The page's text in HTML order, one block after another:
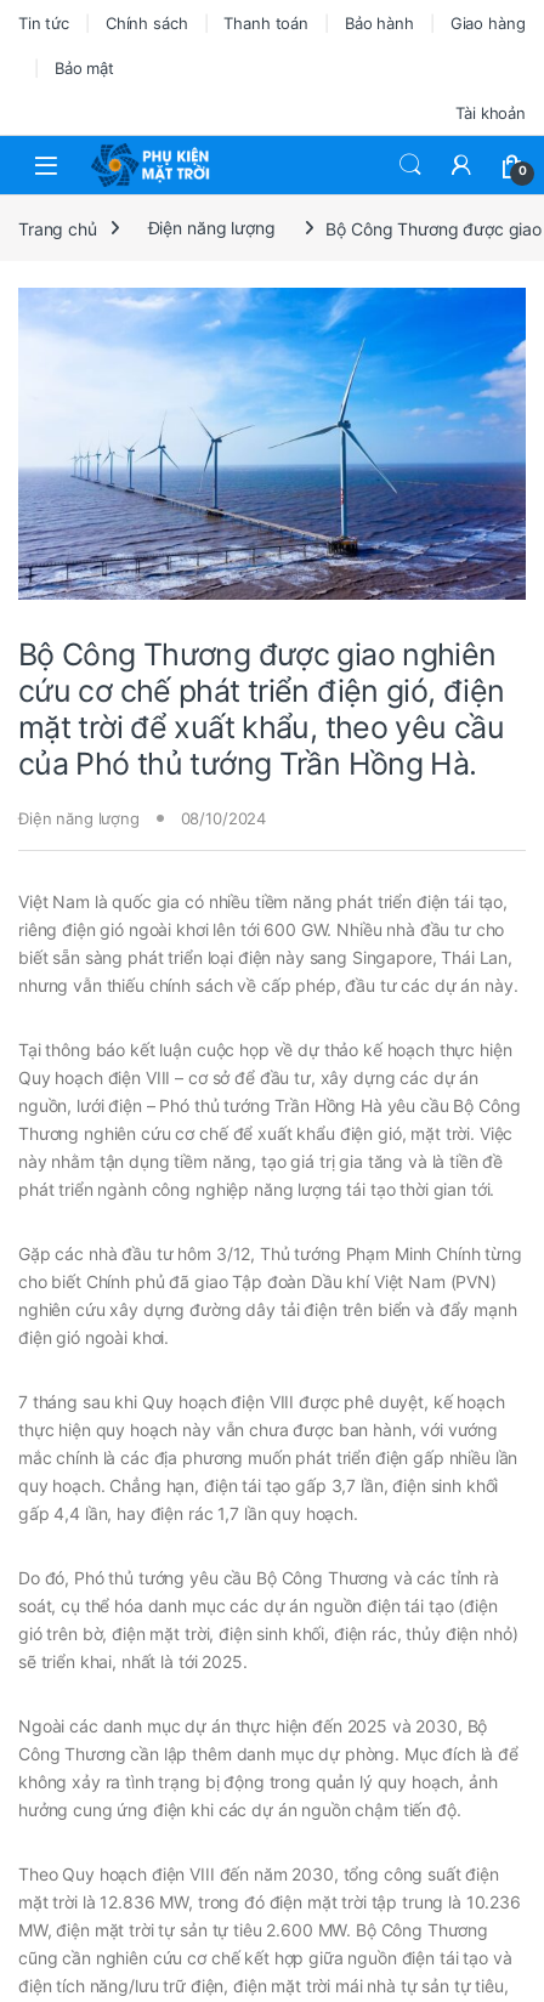
Tin tức Chính sách Thanh toán Bảo hành Giao hàng
Bảo mật
Tài khoản
0
Trang chủ Điện năng lượng Bộ Công Thương được
Bộ Công Thương được giao nghiên
cứu cơ chế phát triển điện gió, điện
mặt trời để xuất khẩu, theo yêu cầu
của Phó thủ tướng Trần Hồng Hà.
Điện năng lượng 08/10/2024
Việt Nam là quốc gia có nhiều tiềm năng phát triển điện tái tạo,
riêng điện gió ngoài khơi lên tới 600 GW. Nhiều nhà đầu tư cho
biết sẵn sàng phát triển loại điện này sang Singapore, Thái Lan,
nhưng vẫn thiếu chính sách về cấp phép, đầu tư các dự án này.
Tại thông báo kết luận cuộc họp về dự thảo kế hoạch thực hiện
Quy hoạch điện VIII – cơ sở để đầu tư, xây dựng các dự án
nguồn, lưới điện – Phó thủ tướng Trần Hồng Hà yêu cầu Bộ Công
Thương nghiên cứu cơ chế để xuất khẩu điện gió, mặt trời. Việc
này nhằm tận dụng tiềm năng, tạo giá trị gia tăng và là tiền đề
phát triển ngành công nghiệp năng lượng tái tạo thời gian tới.
Gặp các nhà đầu tư hôm 3/12, Thủ tướng Phạm Minh Chính từng
cho biết Chính phủ đã giao Tập đoàn Dầu khí Việt Nam (PVN)
nghiên cứu xây dựng đường dây tải điện trên biển và đẩy mạnh
điện gió ngoài khơi.
7 tháng sau khi Quy hoạch điện VIII được phê duyệt, kế hoạch
thực hiện quy hoạch này vẫn chưa được ban hành, với vướng
mắc chính là các địa phương muốn phát triển điện gấp nhiều lần
quy hoạch. Chẳng hạn, điện tái tạo gấp 3,7 lần, điện sinh khối
gấp 4,4 lần, hay điện rác 1,7 lần quy hoạch.
Do đó, Phó thủ tướng yêu cầu Bộ Công Thương và các tỉnh rà
soát, cụ thể hóa danh mục các dự án nguồn điện tái tạo (điện
gió trên bờ, điện mặt trời, điện sinh khối, điện rác, thủy điện nhỏ)
sẽ triển khai, nhất là tới 2025.
Ngoài các danh mục dự án thực hiện đến 2025 và 2030, Bộ
Công Thương cần lập thêm danh mục dự phòng. Mục đích là để
không xảy ra tình trạng bị động trong quản lý quy hoạch, ảnh
hưởng cung ứng điện khi các dự án nguồn chậm tiến độ.
Theo Quy hoạch điện VIII đến năm 2030, tổng công suất điện
mặt trời là 12.836 MW, trong đó điện mặt trời tập trung là 10.236
MW, điện mặt trời tự sản tự tiêu 2.600 MW. Bộ Công Thương
cũng cần nghiên cứu cơ chế kết hợp giữa nguồn điện tái tạo và
điện tích năng/lưu trữ điện, điện mặt trời mái nhà tự sản tự tiêu,